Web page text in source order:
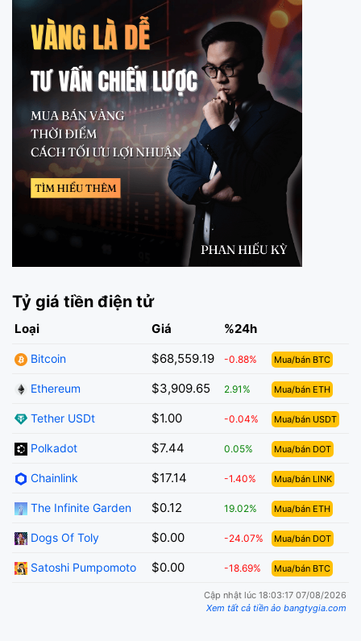
Tỷ giá tiền điện tử
Loại Giá %24h
Bitcoin $68,559.19 -0.88% Mua/bán BTC
Ethereum $3,909.65 2.91% Mua/bán ETH
Tether USDt $1.00 -0.04% Mua/bán USDT
Polkadot $7.44 0.05% Mua/bán DOT
Chainlink $17.14 -1.40% Mua/bán LINK
The Infinite Garden $0.12 19.02% Mua/bán ETH
Dogs Of Toly $0.00 -24.07% Mua/bán DOT
Satoshi Pumpomoto $0.00 -18.69% Mua/bán BTC
Cập nhật lúc 18:03:17 07/08/2026
Xem tất cả tiền ảo bangtygia.com